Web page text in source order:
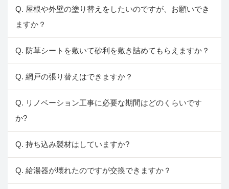
Q. 屋根や外壁の塗り替えをしたいのですが、お願いでき
ますか？
Q. 防草シートを敷いて砂利を敷き詰めてもらえますか？
Q. 網戸の張り替えはできますか？
Q. リノベーション工事に必要な期間はどのくらいです
か?
Q. 持ち込み製材はしていますか?
Q. 給湯器が壊れたのですが交換できますか？